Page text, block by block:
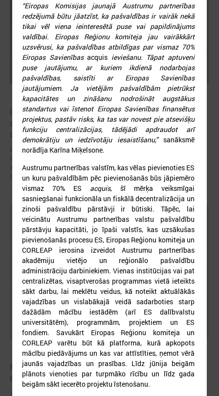
2026. gada 19. jūnijs
Latvijas pašvaldības aicinātas pieteikties
sadarbībai ar Ukrainas pašvaldībām veltītai
starptautiskai balvai
Eiropas Pašvaldību un reģionu padome sadarbībā ar “U-LEAD with
starptautiskai pašvaldību sadarbības balvai “Uzticības tiltu sadarbības
balva 2026”.
2026. gada 17. jūnijs
Eiropas pilsētu līderi Gimarainšā vienojas par
rīcību klimata noturības stiprināšanai
“Eiropas Komisijas jaunajā Austrumu partnerības
redzējumā būtu jāatzīst, ka pašvaldības ir vairāk nekā
tikai vēl viena ieinteresētā puse vai papildinājums
valdībai. Eiropas Reģionu komiteja jau vairākkārt
uzsvērusi, ka pašvaldības atbildīgas par vismaz 70%
Eiropas Savienībasacquis ieviešanu. Tāpat aptuveni
puse jautājumu, ar kuriem ikdienā nodarbojas
pašvaldības, saistīti ar Eiropas Savienības
jautājumiem. Ja vietējām pašvaldībām pietrūkst
kapacitātes un zināšanu nodrošināt augstākus
standartus vai īstenot Eiropas Savienības finansētus
projektus, pastāv risks, ka tas var novest pie atsevišķu
funkciju centralizācijas, tādējādi apdraudot arī
demokrātiju un iedzīvotāju iesaistīšanu,”sanāksmē
norādīja Karīna Miķelsone.
Austrumu partnerības valstīm, kas vēlas pievienoties ES
un kuru pašvaldībām pēc pievienošanās būs jāpiemēro
vismaz 70% ES acquis, šī mērķa veiksmīgai
sasniegšanai funkcionāla un fiskālā decentralizācija un
zinoši pašvaldību pārstāvji ir būtiski. Tāpēc, lai
veicinātu Austrumu partnerības valstu pašvaldību
pārstāvju kapacitāti, jo īpaši valstīs, kas uzsākušas
pievienošanās procesu ES, Eiropas Reģionu komiteja un
CORLEAP ierosina izveidot Austrumu partnerības
akadēmiju vietējo un reģionālo pašvaldību
administrāciju darbiniekiem.Vienas institūcijas vai pat
centralizētas, visaptverošas programmas vietā ieteikts
sākt darbu, lai meklētu veidus, kā noteikt aktuālākās
vajadzības un vislabākajā veidā sadarboties starp
dažādām mācību iestādēm (arī ES dalībvalstu
universitātēm), programmām, projektiem un ES
fondiem. Savukārt Eiropas Reģionu komiteja un
CORLEAP varētu būt kā platforma, kurā apkopots
mācību piedāvājums un kas var attīstīties, ņemot vērā
jaunās vajadzības un prasības. Līdz jūnija beigām
plānots vienoties par turpmāko rīcību un līdz gada
beigām sākt iecerēto projektu īstenošanu.